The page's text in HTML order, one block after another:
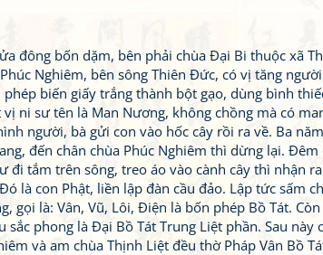
đông bốn dặm, bên phải chùa Đại Bi thuộc xã
Nghiêm, bên sông Thiên Đức, có vị tăng
biến giấy trắng thành bột gạo, dùng bình
ni sư tên là Man Nương, không chồng mà có
người, bà gửi con vào hốc cây rồi ra về. Ba
đến chân chùa Phúc Nghiêm thì dừng lại.
đi tắm trên sông, treo áo vào cành cây thì nhận
là con Phật, liền lập đàn cầu đảo. Lập tức sấm
gọi là: Vân, Vũ, Lôi, Điện là bốn phép Bồ Tát. Còn
sắc phong là Đại Bồ Tát Trung Liệt phần. Sau này
và am chùa Thịnh Liệt đều thờ Pháp Vân Bồ